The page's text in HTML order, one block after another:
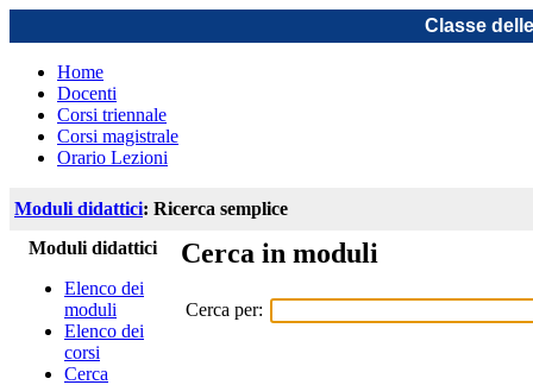
Classe
Home
Docenti
Corsi triennale
Corsi magistrale
Orario Lezioni
Moduli didattici: Ricerca semplice
Moduli didattici
Elenco dei
moduli
Elenco dei
corsi
Cerca
Cerca in moduli
Cerca per: